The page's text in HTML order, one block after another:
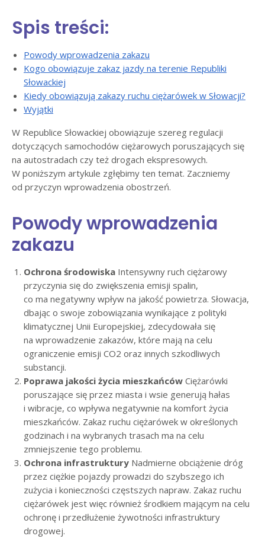
Spis treści:
Powody wprowadzenia zakazu
Kogo obowiązuje zakaz jazdy na terenie Republiki
Słowackiej
Kiedy obowiązują zakazy ruchu ciężarówek w Słowacji?
Wyjątki
W Republice Słowackiej obowiązuje szereg regulacji
dotyczących samochodów ciężarowych poruszających się
na autostradach czy też drogach ekspresowych.
W poniższym artykule zgłębimy ten temat. Zaczniemy
od przyczyn wprowadzenia obostrzeń.
Powody wprowadzenia
zakazu
Ochrona środowiska Intensywny ruch ciężarowy
przyczynia się do zwiększenia emisji spalin,
co ma negatywny wpływ na jakość powietrza. Słowacja,
dbając o swoje zobowiązania wynikające z polityki
klimatycznej Unii Europejskiej, zdecydowała się
na wprowadzenie zakazów, które mają na celu
ograniczenie emisji CO2 oraz innych szkodliwych
substancji.
Poprawa jakości życia mieszkańców Ciężarówki
poruszające się przez miasta i wsie generują hałas
i wibracje, co wpływa negatywnie na komfort życia
mieszkańców. Zakaz ruchu ciężarówek w określonych
godzinach i na wybranych trasach ma na celu
zmniejszenie tego problemu.
Ochrona infrastruktury Nadmierne obciążenie dróg
przez ciężkie pojazdy prowadzi do szybszego ich
zużycia i konieczności częstszych napraw. Zakaz ruchu
ciężarówek jest więc również środkiem mającym na celu
ochronę i przedłużenie żywotności infrastruktury
drogowej.